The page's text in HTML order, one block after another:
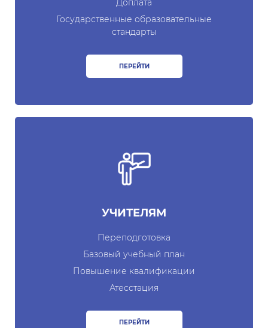
Murojaatlar
Объявления
Новости
Набор открытых
документов
Доплата
Государственные образовательные
стандарты
ПЕРЕЙТИ
УЧИТЕЛЯМ
Переподготовка
Базовый учебный план
Повышение квалификации
Атесстация
ПЕРЕЙТИ